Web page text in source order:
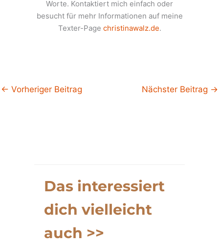
Worte. Kontaktiert mich einfach oder
besucht für mehr Informationen auf meine
Texter-Page christinawalz.de.
← Vorheriger Beitrag Nächster Beitrag →
Das interessiert
dich vielleicht
auch >>